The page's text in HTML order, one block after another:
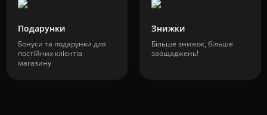
Подарунки
Бонуси та подарунки для
постійних клієнтів
магазину
Знижки
Більше знижок, більше
заощаджень!